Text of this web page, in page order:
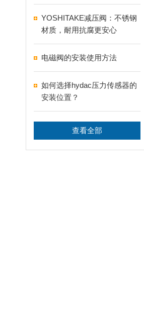
YOSHITAKE减压阀：不锈钢
材质，耐用抗腐更安心
电磁阀的安装使用方法
如何选择hydac压力传感器的
安装位置？
查看全部